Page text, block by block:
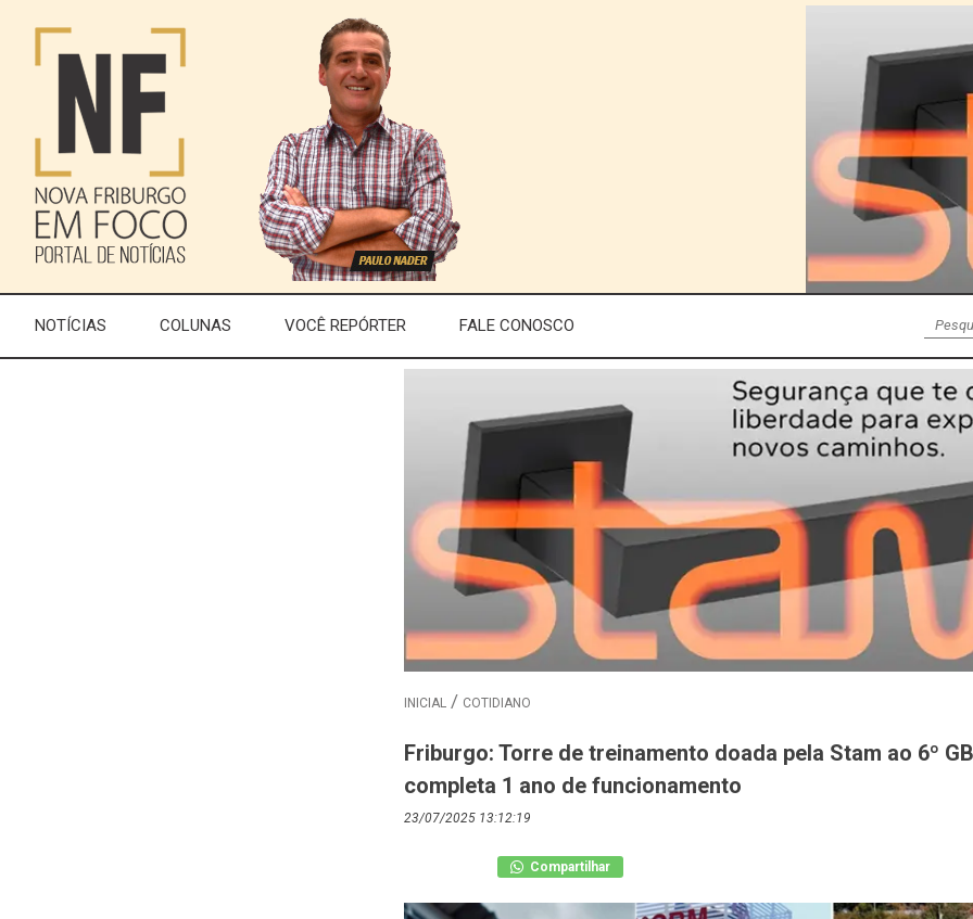
NOTÍCIAS COLUNAS VOCÊ REPÓRTER FALE CONOSCO
INICIAL COTIDIANO
Friburgo: Torre de treinamento doada pela Stam ao 6º
completa 1 ano de funcionamento
23/07/2025 13:12:19
Compartilhar